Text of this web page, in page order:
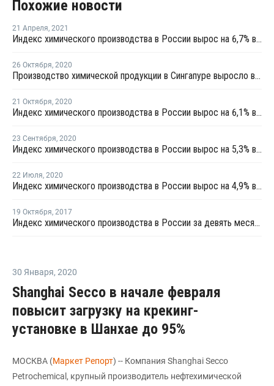
Похожие новости
21 Апреля, 2021
Индекс химического производства в России вырос на 6,7% в первом квартале
26 Октября, 2020
Производство химической продукции в Сингапуре выросло в сентябре на 0,4%
21 Октября, 2020
Индекс химического производства в России вырос на 6,1% в январе - сентябре
23 Сентября, 2020
Индекс химического производства в России вырос на 5,3% в январе - августе
22 Июля, 2020
Индекс химического производства в России вырос на 4,9% в первом полугодии
19 Октября, 2017
Индекс химического производства в России за девять месяцев вырос на 5,6%
30 Января, 2020
Shanghai Secco в начале февраля
повысит загрузку на крекинг-
установке в Шанхае до 95%
МОСКВА (Маркет Репорт) -- Компания Shanghai Secco
Petrochemical, крупный производитель нефтехимической